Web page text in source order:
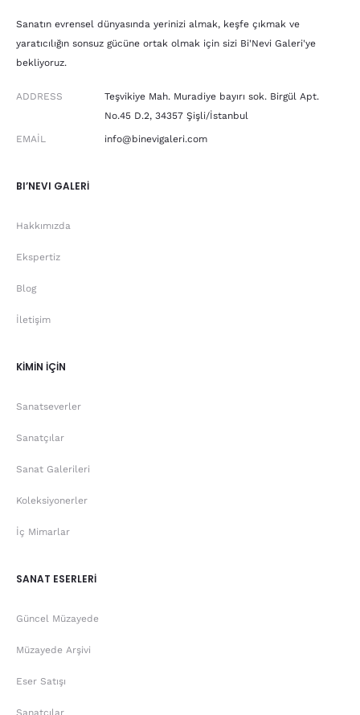
Sanatın evrensel dünyasında yerinizi almak, keşfe çıkmak ve
yaratıcılığın sonsuz gücüne ortak olmak için sizi Bi'Nevi Galeri'ye
bekliyoruz.
ADDRESS
Teşvikiye Mah. Muradiye bayırı sok. Birgül Apt.
No.45 D.2, 34357 Şişli/İstanbul
EMAIL info@binevigaleri.com
BI’NEVI GALERİ
Hakkımızda
Ekspertiz
Blog
İletişim
KİMİN İÇİN
Sanatseverler
Sanatçılar
Sanat Galerileri
Koleksiyonerler
İç Mimarlar
SANAT ESERLERİ
Güncel Müzayede
Müzayede Arşivi
Eser Satışı
Sanatçılar